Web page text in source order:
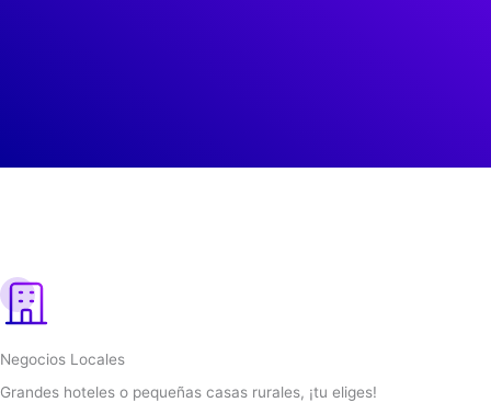
Negocios Locales
Grandes hoteles o pequeñas casas rurales, ¡tu eliges!